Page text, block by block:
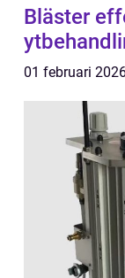
Bläster
01 februari